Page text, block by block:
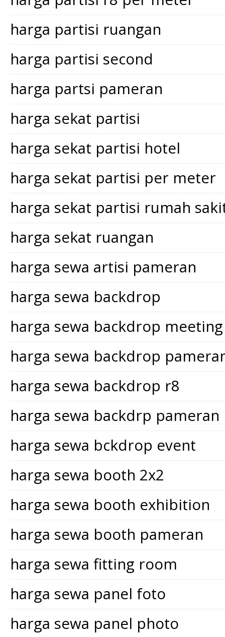
harga partisi ruangan
harga partisi second
harga partsi pameran
harga sekat partisi
harga sekat partisi hotel
harga sekat partisi per meter
harga sekat partisi rumah
harga sekat ruangan
harga sewa artisi pameran
harga sewa backdrop
harga sewa backdrop meeting
harga sewa backdrop
harga sewa backdrop r8
harga sewa backdrp pameran
harga sewa bckdrop event
harga sewa booth 2x2
harga sewa booth exhibition
harga sewa booth pameran
harga sewa fitting room
harga sewa panel foto
harga sewa panel photo